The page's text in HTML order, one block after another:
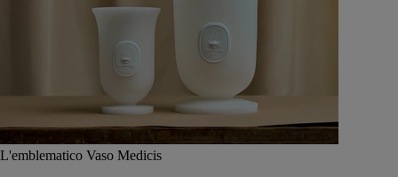
L'emblematico Vaso Medicis